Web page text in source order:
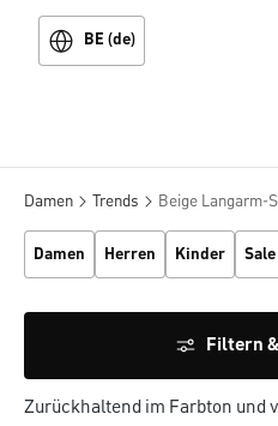
BE (de)
Damen Trends Beige Langarm-
Damen Herren Kinder Sale
Filtern
Zurückhaltend im Farbton und